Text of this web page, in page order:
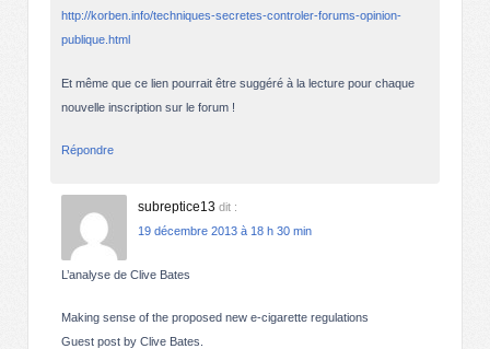
http://korben.info/techniques-secretes-controler-forums-opinion-
publique.html
Et même que ce lien pourrait être suggéré à la lecture pour chaque
nouvelle inscription sur le forum !
Répondre
subreptice13 dit :
19 décembre 2013 à 18 h 30 min
L’analyse de Clive Bates
Making sense of the proposed new e-cigarette regulations
Guest post by Clive Bates.